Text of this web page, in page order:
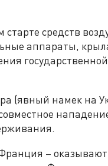
средств
аппараты,
государственной
(явный намек на
– оказывают